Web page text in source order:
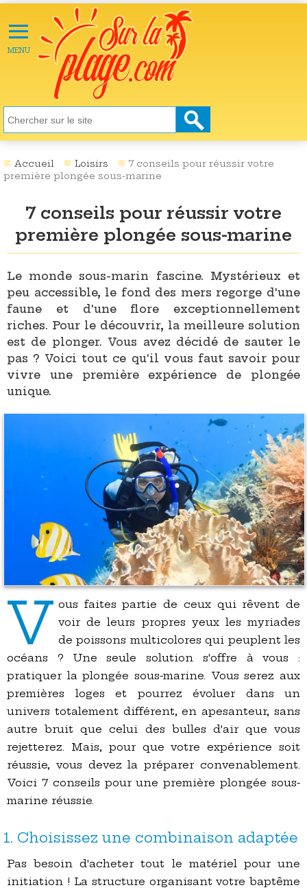
≡
MENU
ACTU
LOISIRS
NATURE
ÉCOLOGIE
SANTÉ
SOCIÉTÉ
CULTURE
DESTINATIONS
Accueil Loisirs
7 conseils pour réussir votre
première plongée sous-marine
7 conseils pour réussir votre
première plongée sous-marine
Le monde sous-marin fascine. Mystérieux et
peu accessible, le fond des mers regorge d'une
faune et d'une flore exceptionnellement
riches. Pour le découvrir, la meilleure solution
est de plonger. Vous avez décidé de sauter le
pas ? Voici tout ce qu'il vous faut savoir pour
vivre une première expérience de plongée
unique.
V ous faites partie de ceux qui rêvent de
voir de leurs propres yeux les myriades
de poissons multicolores qui peuplent les
océans ? Une seule solution s'offre à vous :
pratiquer la plongée sous-marine. Vous serez aux
premières loges et pourrez évoluer dans un
univers totalement différent, en apesanteur, sans
autre bruit que celui des bulles d'air que vous
rejetterez. Mais, pour que votre expérience soit
réussie, vous devez la préparer convenablement.
Voici 7 conseils pour une première plongée sous-
marine réussie.
1. Choisissez une combinaison adaptée
Pas besoin d'acheter tout le matériel pour une
initiation ! La structure organisant votre baptême